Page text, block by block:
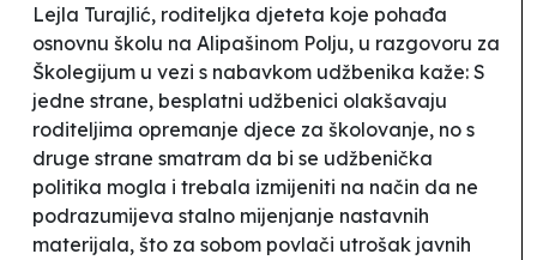
Lejla Turajlić, roditeljka djeteta koje pohađa
osnovnu školu na Alipašinom Polju, u razgovoru za
Školegijum u vezi s nabavkom udžbenika kaže: S
jedne strane, besplatni udžbenici olakšavaju
roditeljima opremanje djece za školovanje, no s
druge strane smatram da bi se udžbenička
politika mogla i trebala izmijeniti na način da ne
podrazumijeva stalno mijenjanje nastavnih
materijala, što za sobom povlači utrošak javnih